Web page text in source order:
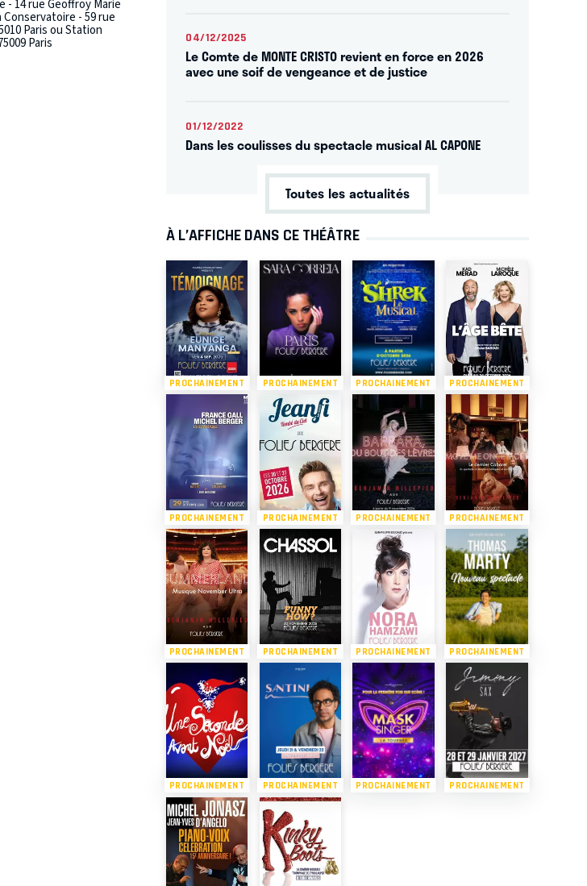
14 rue Geoffroy Marie
Conservatoire - 59 rue
Paris ou Station
Paris 04/12/2025
Le Comte de MONTE CRISTO revient en force en 2026
avec une soif de vengeance et de justice
01/12/2022
Dans les coulisses du spectacle musical AL CAPONE
Toutes les actualités
À L’AFFICHE DANS CE THÉÂTRE
PROCHAINEMENT PROCHAINEMENT PROCHAINEMENT PROCHAINEMENT
PROCHAINEMENT PROCHAINEMENT PROCHAINEMENT PROCHAINEMENT
PROCHAINEMENT PROCHAINEMENT PROCHAINEMENT PROCHAINEMENT
PROCHAINEMENT PROCHAINEMENT PROCHAINEMENT PROCHAINEMENT